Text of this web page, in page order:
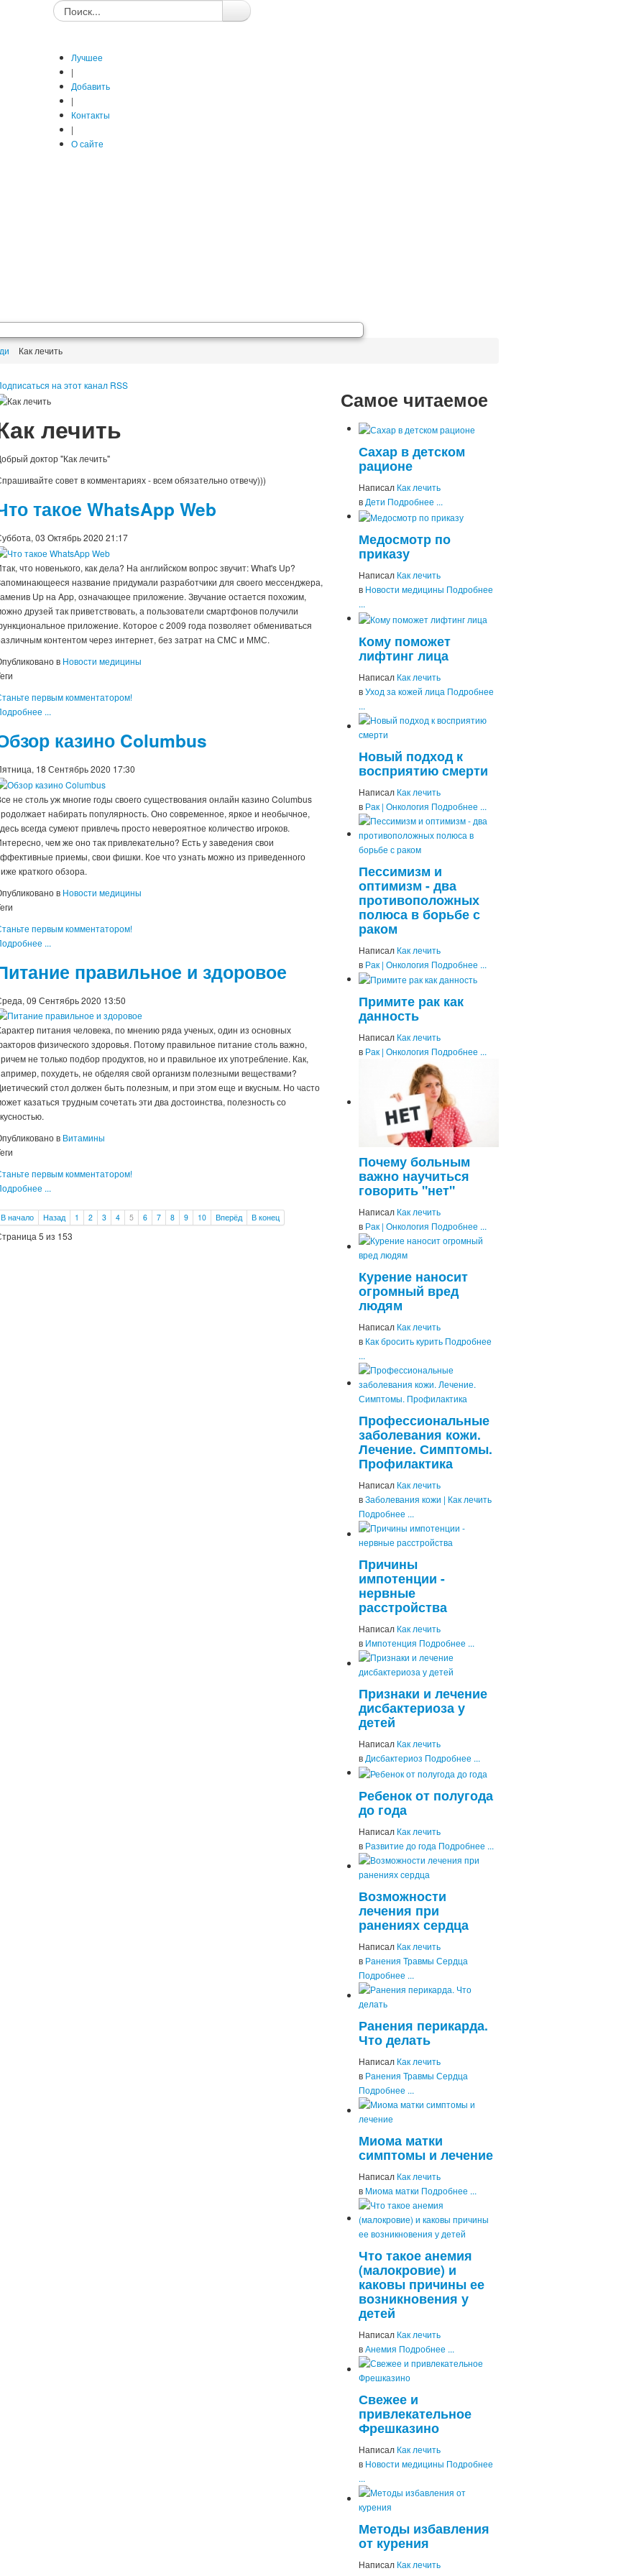
Лучшее
|
Добавить
|
Контакты
|
О сайте
Как лечить
на этот канал RSS
лечить
доктор "Как лечить"
совет в комментариях - всем обязательно отвечу)))
такое WhatsApp Web
03 Октябрь 2020 21:17
что новенького, как дела? На английском вопрос звучит: What's Up?
название придумали разработчики для своего мессенджера,
Up на App, означающее приложение. Звучание остается похожим,
друзей так приветствовать, а пользователи смартфонов получили
приложение. Которое с 2009 года позволяет обмениваться
контентом через интернет, без затрат на СМС и ММС.
в Новости медицины
первым комментатором!
...
казино Columbus
18 Сентябрь 2020 17:30
не столь уж многие годы своего существования онлайн казино Columbus
набирать популярность. Оно современное, яркое и необычное,
всегда сумеют привлечь просто невероятное количество игроков.
чем же оно так привлекательно? Есть у заведения свои
приемы, свои фишки. Кое что узнать можно из приведенного
краткого обзора.
в Новости медицины
первым комментатором!
...
правильное и здоровое
09 Сентябрь 2020 13:50
питания человека, по мнению ряда ученых, один из основных
физического здоровья. Потому правильное питание столь важно,
не только подбор продуктов, но и правильное их употребление. Как,
похудеть, не обделяя свой организм полезными веществами?
стол должен быть полезным, и при этом еще и вкусным. Но часто
казаться трудным сочетать эти два достоинства, полезность со
в Витамины
первым комментатором!
...
В начало Назад 1 2 3 4 5 6 7 8 9 10 Вперёд В конец
5 из 153
Самое читаемое
Сахар в детском
рационе
Написал Как лечить
в Дети Подробнее ...
Медосмотр по
приказу
Написал Как лечить
в Новости медицины Подробнее
...
Кому поможет
лифтинг лица
Написал Как лечить
вУход за кожей лица Подробнее
...
Новый подход к
восприятию смерти
Написал Как лечить
в Рак | Онкология Подробнее ...
Пессимизм и
оптимизм - два
противоположных
полюса в борьбе с
раком
Написал Как лечить
в Рак | Онкология Подробнее ...
Примите рак как
данность
Написал Как лечить
в Рак | Онкология Подробнее ...
Почему больным
важно научиться
говорить "нет"
Написал Как лечить
в Рак | Онкология Подробнее ...
Курение наносит
огромный вред
людям
Написал Как лечить
в Как бросить курить Подробнее
...
Профессиональные
заболевания кожи.
Лечение. Симптомы.
Профилактика
Написал Как лечить
вЗаболевания кожи | Как лечить
Подробнее ...
Причины
импотенции -
нервные
расстройства
Написал Как лечить
в Импотенция Подробнее ...
Признаки и лечение
дисбактериоза у
детей
Написал Как лечить
в Дисбактериоз Подробнее ...
Ребенок от полугода
до года
Написал Как лечить
в Развитие до года Подробнее ...
Возможности
лечения при
ранениях сердца
Написал Как лечить
в Ранения Травмы Сердца
Подробнее ...
Ранения перикарда.
Что делать
Написал Как лечить
в Ранения Травмы Сердца
Подробнее ...
Миома матки
симптомы и лечение
Написал Как лечить
в Миома матки Подробнее ...
Что такое анемия
(малокровие) и
каковы причины ее
возникновения у
детей
Написал Как лечить
вАнемия Подробнее ...
Свежее и
привлекательное
Фрешказино
Написал Как лечить
в Новости медицины Подробнее
...
Методы избавления
от курения
Написал Как лечить